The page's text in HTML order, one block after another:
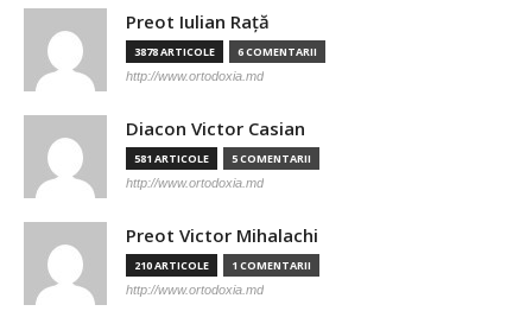
Preot Iulian Raţă
3878 ARTICOLE 6 COMENTARII
http://www.ortodoxia.md
Diacon Victor Casian
581 ARTICOLE 5 COMENTARII
http://www.ortodoxia.md
Preot Victor Mihalachi
210 ARTICOLE 1 COMENTARII
http://www.ortodoxia.md